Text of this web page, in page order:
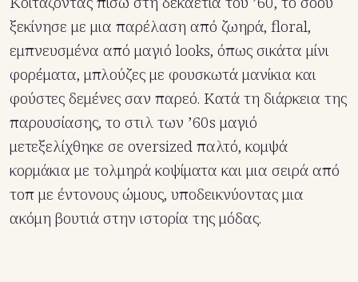
ξεκίνησε με μια παρέλαση από ζωηρά, floral,
εμπνευσμένα από μαγιό looks, όπως σικάτα μίνι
φορέματα, μπλούζες με φουσκωτά μανίκια και
φούστες δεμένες σαν παρεό. Κατά τη διάρκεια της
παρουσίασης, το στιλ των ’60s μαγιό
μετεξελίχθηκε σε oversized παλτό, κομψά
κορμάκια με τολμηρά κοψίματα και μια σειρά από
τοπ με έντονους ώμους, υποδεικνύοντας μια
ακόμη βουτιά στην ιστορία της μόδας.